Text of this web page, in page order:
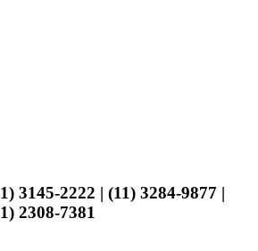
3145-2222 | (11) 3284-9877 |
2308-7381